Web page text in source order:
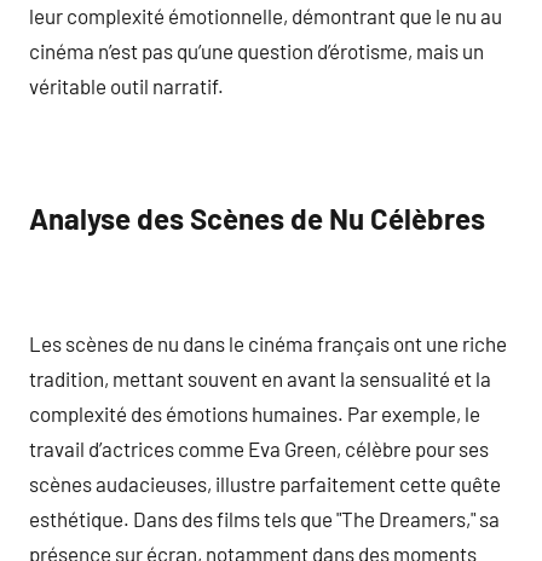
leur complexité émotionnelle, démontrant que le nu au
cinéma n’est pas qu’une question d’érotisme, mais un
véritable outil narratif.
Analyse des Scènes de Nu Célèbres
Les scènes de nu dans le cinéma français ont une riche
tradition, mettant souvent en avant la sensualité et la
complexité des émotions humaines. Par exemple, le
travail d’actrices comme Eva Green, célèbre pour ses
scènes audacieuses, illustre parfaitement cette quête
esthétique. Dans des films tels que "The Dreamers," sa
présence sur écran, notamment dans des moments